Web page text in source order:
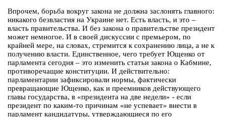
Впрочем, борьба вокруг закона не должна заслонять главного:
никакого безвластия на Украине нет. Есть власть, и это –
власть правительства. И без закона о правительстве президент
может немногое. И в своей дискуссии с премьером, по
крайней мере, на словах, стремится к сохранению лица, а не к
получению власти. Единственное, чего требует Ющенко от
парламента сегодня – это изменить статьи закона о Кабмине,
противоречащие конституции. И действительно:
парламентарии зафиксировали нормы, фактически
превращающие Ющенко, как и преемников действующего
главы государства, в «президента на две недели» - если
президент по каким-то причинам «не успевает» внести в
парламент кандидатуры, утверждающиеся по его